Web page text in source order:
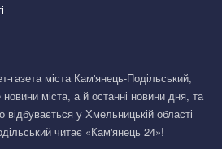
газета міста Кам'янець-Подільський,
міста, а й останні новини дня, та
у Хмельницькій області
читає «Кам'янець 24»!